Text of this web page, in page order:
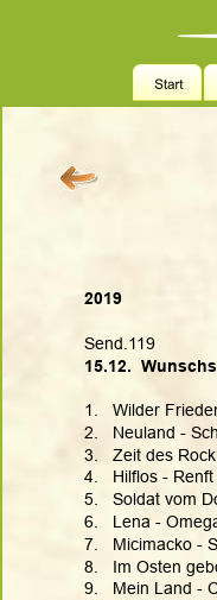
2019
Send.119
15.12.
1.   Wilder
2.   Neuland -
3.   Zeit des
4.   Hilflos - Renft
5.   Soldat vom
6.   Lena -
7.   Micimacko -
8.   Im Osten
9.   Mein Land -